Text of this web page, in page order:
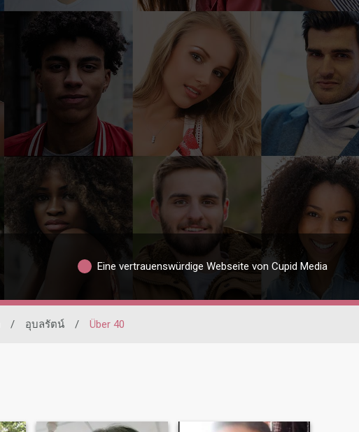
Eine vertrauenswürdige Webseite von Cupid Media
/ อุบลรัตน์ / Über 40